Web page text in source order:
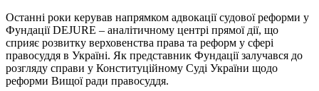
Останні роки керував напрямком адвокації судової реформи у
Фундації DEJURE – аналітичному центрі прямої дії, що
сприяє розвитку верховенства права та реформ у сфері
правосуддя в Україні. Як представник Фундації залучався до
розгляду справи у Конституційному Суді України щодо
реформи Вищої ради правосуддя.